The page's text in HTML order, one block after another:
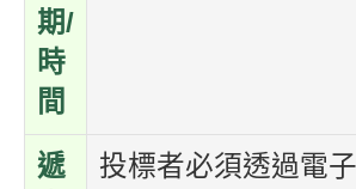
期/
時
間
遞
投標者必須透過電